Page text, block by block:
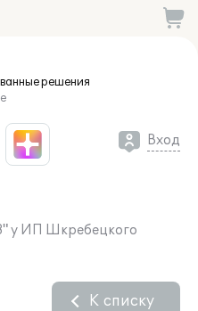
решения
Вход
у ИП Шкребецкого
К списку